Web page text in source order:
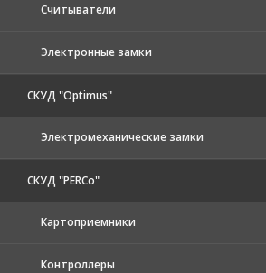
Считыватели
Электронные замки
СКУД "Optimus"
Электромеханические замки
СКУД "PERCo"
Картоприемники
Контроллеры